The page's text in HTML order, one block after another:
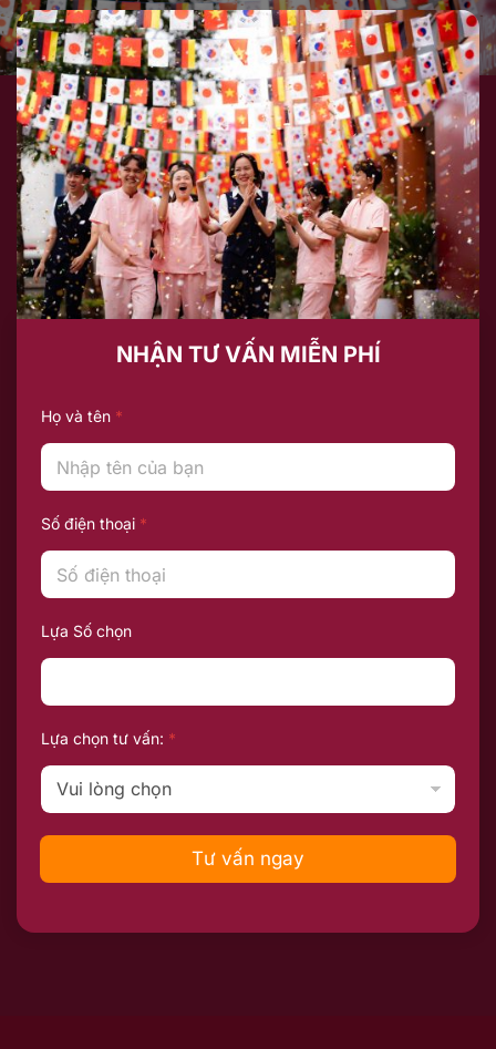
NHẬN TƯ VẤN MIỄN PHÍ
Họ và tên *
Số điện thoại *
Lựa Số chọn
Lựa chọn tư vấn: *
Tư vấn ngay